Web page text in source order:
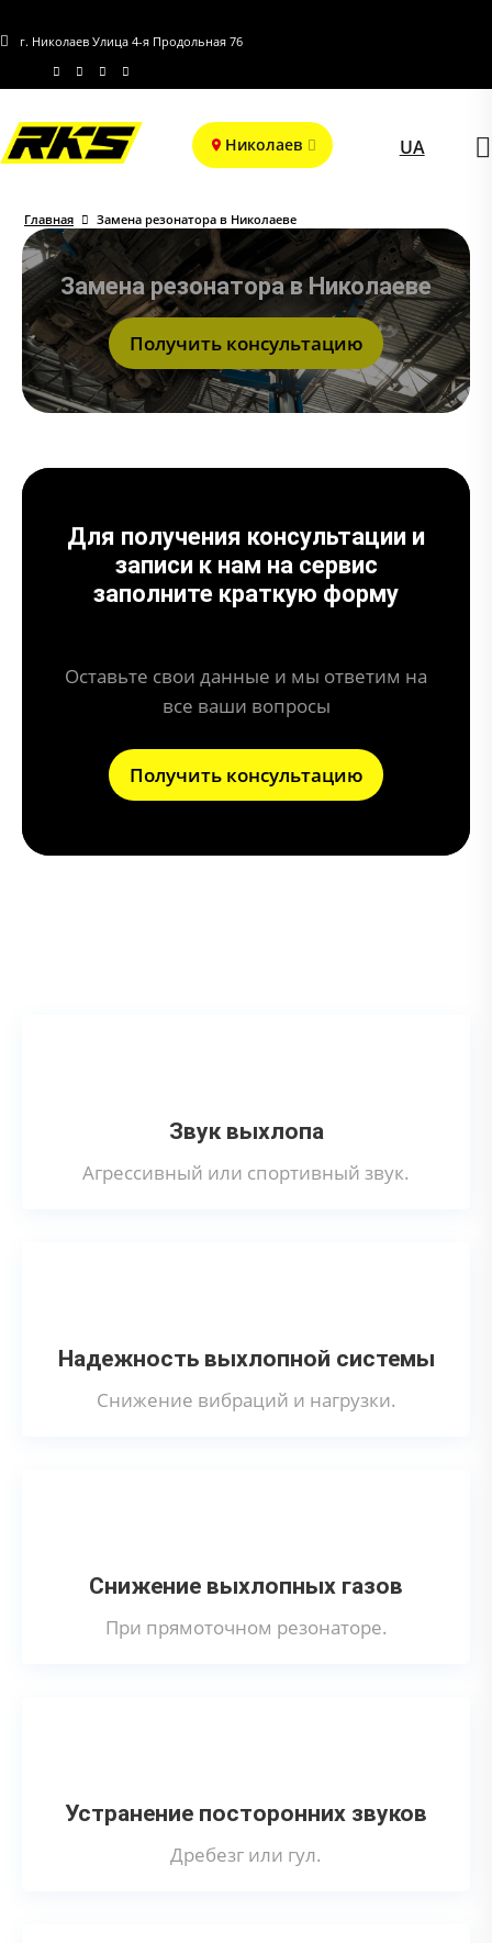
г. Николаев Улица 4-я Продольная 76
Николаев UA
Главная Замена резонатора в Николаеве
Замена резонатора в Николаеве
Получить консультацию
Для получения консультации и
записи к нам на сервис
заполните краткую форму
Оставьте свои данные и мы ответим на
все ваши вопросы
Получить консультацию
Звук выхлопа
Агрессивный или спортивный звук.
Надежность выхлопной системы
Снижение вибраций и нагрузки.
Снижение выхлопных газов
При прямоточном резонаторе.
Устранение посторонних звуков
Дребезг или гул.